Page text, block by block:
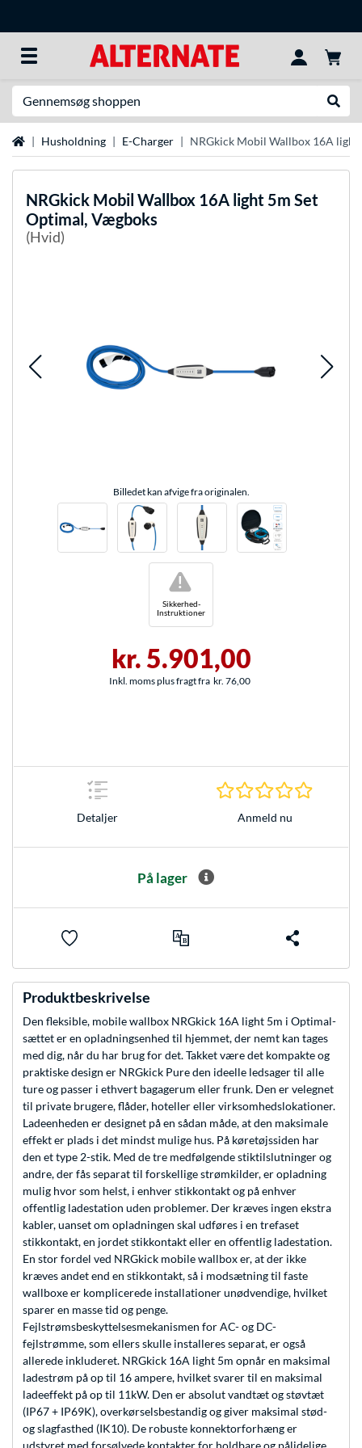
StartsideHusholdning E-Charger NRGkick Mobil Wallbox 16A
NRGkick Mobil Wallbox 16A light 5m Set
Optimal, Vægboks
(Hvid)
Billedet kan afvige fra originalen.
Sikkerhed-
Instruktioner
!
kr. 5.901,00
Inkl. moms plus fragt fra kr. 76,00
Detaljer Anmeld nu
På lager
Produktbeskrivelse
Den fleksible, mobile wallbox NRGkick 16A light 5m i Optimal-
sættet er en opladningsenhed til hjemmet, der nemt kan tages
med dig, når du har brug for det. Takket være det kompakte og
praktiske design er NRGkick Pure den ideelle ledsager til alle
ture og passer i ethvert bagagerum eller frunk. Den er velegnet
til private brugere, flåder, hoteller eller virksomhedslokationer.
Ladeenheden er designet på en sådan måde, at den maksimale
effekt er plads i det mindst mulige hus. På køretøjssiden har
den et type 2-stik. Med de tre medfølgende stiktilslutninger og
andre, der fås separat til forskellige strømkilder, er opladning
mulig hvor som helst, i enhver stikkontakt og på enhver
offentlig ladestation uden problemer. Der kræves ingen ekstra
kabler, uanset om opladningen skal udføres i en trefaset
stikkontakt, en jordet stikkontakt eller en offentlig ladestation.
En stor fordel ved NRGkick mobile wallbox er, at der ikke
kræves andet end en stikkontakt, så i modsætning til faste
wallboxe er komplicerede installationer unødvendige, hvilket
sparer en masse tid og penge.
Fejlstrømsbeskyttelsesmekanismen for AC- og DC-
fejlstrømme, som ellers skulle installeres separat, er også
allerede inkluderet. NRGkick 16A light 5m opnår en maksimal
ladestrøm på op til 16 ampere, hvilket svarer til en maksimal
ladeeffekt på op til 11kW. Den er absolut vandtæt og støvtæt
(IP67 + IP69K), overkørselsbestandig og giver maksimal stød-
og slagfasthed (IK10). De robuste konnektorforhæng er
udstyret med forsølvede kontakter for holdbare og pålidelige